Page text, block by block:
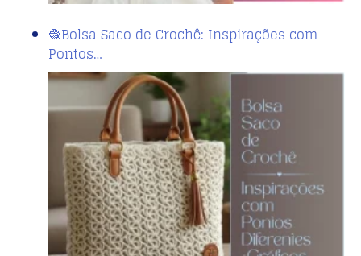
🧶Bolsa Saco de Crochê: Inspirações com
Pontos…